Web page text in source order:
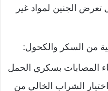
تعرض الجنين لمواد غير
من السكر والكحول:
المصابات بسكري الحمل
الشراب الخالي من